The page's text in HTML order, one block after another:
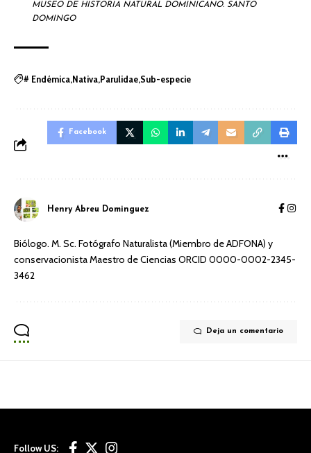
MUSEO DE HISTORIA NATURAL DOMINICANO. SANTO
DOMINGO
# Endémica Nativa Parulidae Sub-especie
Facebook
Henry Abreu Dominguez
Biólogo. M. Sc. Fotógrafo Naturalista (Miembro de ADFONA) y
conservacionista Maestro de Ciencias ORCID 0000-0002-2345-
3462
Deja un comentario
Follow US: